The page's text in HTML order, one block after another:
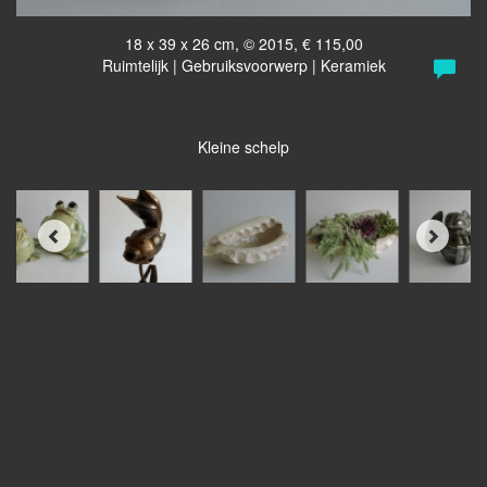
18 x 39 x 26 cm, © 2015, € 115,00
Ruimtelijk | Gebruiksvoorwerp | Keramiek
Kleine schelp